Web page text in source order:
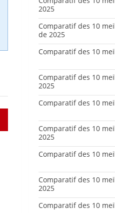
2025
Comparatif des 10
de 2025
Comparatif des 10
Comparatif des 10
2025
Comparatif des 10
Comparatif des 10
2025
Comparatif des 10
Comparatif des 10
2025
Comparatif des 10